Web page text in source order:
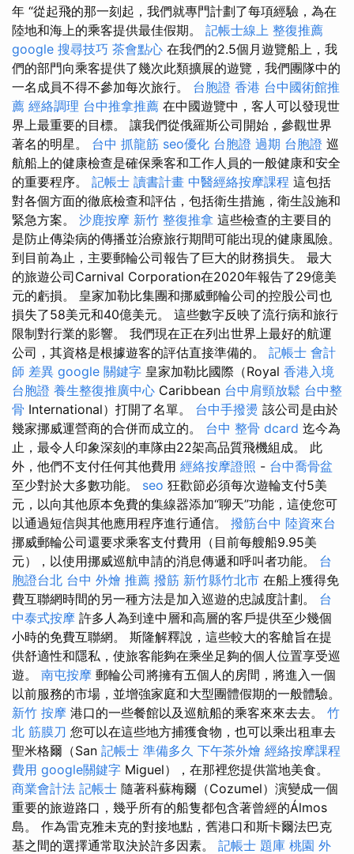
年 “從起飛的那一刻起，我們就專門計劃了每項經驗，為在
陸地和海上的乘客提供最佳假期。 記帳士線上 整復推薦
google 搜尋技巧 茶會點心 在我們的2.5個月遊覽船上，我
們的部門向乘客提供了幾次此類擴展的遊覽，我們團隊中的
一名成員不得不參加每次旅行。 台胞證 香港 台中國術館推
薦 經絡調理 台中推拿推薦 在中國遊覽中，客人可以發現世
界上最重要的目標。 讓我們從俄羅斯公司開始，參觀世界
著名的明星。 台中 抓龍筋 seo優化 台胞證 過期 台胞證 巡
航船上的健康檢查是確保乘客和工作人員的一般健康和安全
的重要程序。 記帳士 讀書計畫 中醫經絡按摩課程 這包括
對各個方面的徹底檢查和評估，包括衛生措施，衛生設施和
緊急方案。 沙鹿按摩 新竹 整復推拿 這些檢查的主要目的
是防止傳染病的傳播並治療旅行期間可能出現的健康風險。
到目前為止，主要郵輪公司報告了巨大的財務損失。 最大
的旅遊公司Carnival Corporation在2020年報告了29億美
元的虧損。 皇家加勒比集團和挪威郵輪公司的控股公司也
損失了58美元和40億美元。 這些數字反映了流行病和旅行
限制對行業的影響。 我們現在正在列出世界上最好的航運
公司，其資格是根據遊客的評估直接準備的。 記帳士 會計
師 差異 google 關鍵字 皇家加勒比國際（Royal 香港入境
台胞證 養生整復推廣中心 Caribbean 台中肩頸放鬆 台中整
骨 International）打開了名單。 台中手撥燙 該公司是由於
幾家挪威運營商的合併而成立的。 台中 整骨 dcard 迄今為
止，最令人印象深刻的車隊由22架高品質飛機組成。 此
外，他們不支付任何其他費用 經絡按摩證照 - 台中喬骨盆
至少對於大多數功能。 seo 狂歡節必須每次遊輪支付5美
元，以向其他原本免費的集線器添加“聊天”功能，這使您可
以通過短信與其他應用程序進行通信。 撥筋台中 陸資來台
挪威郵輪公司還要求乘客支付費用（目前每艘船9.95美
元），以使用挪威巡航申請的消息傳遞和呼叫者功能。 台
胞證台北 台中 外燴 推薦 撥筋 新竹縣竹北市 在船上獲得免
費互聯網時間的另一種方法是加入巡遊的忠誠度計劃。 台
中泰式按摩 許多人為到達中層和高層的客戶提供至少幾個
小時的免費互聯網。 斯隆解釋說，這些較大的客艙旨在提
供舒適性和隱私，使旅客能夠在乘坐足夠的個人位置享受巡
遊。 南屯按摩 郵輪公司將擁有五個人的房間，將進入一個
以前服務的市場，並增強家庭和大型團體假期的一般體驗。
新竹 按摩 港口的一些餐館以及巡航船的乘客來來去去。 竹
北 筋膜刀 您可以在這些地方捕獲食物，也可以乘出租車去
聖米格爾（San 記帳士 準備多久 下午茶外燴 經絡按摩課程
費用 google關鍵字 Miguel），在那裡您提供當地美食。
商業會計法 記帳士 隨著科蘇梅爾（Cozumel）演變成一個
重要的旅遊路口，幾乎所有的船隻都包含著曾經的Álmos
島。 作為雷克雅未克的對接地點，舊港口和斯卡爾法巴克
基之間的選擇通常取決於許多因素。 記帳士 題庫 桃園 外